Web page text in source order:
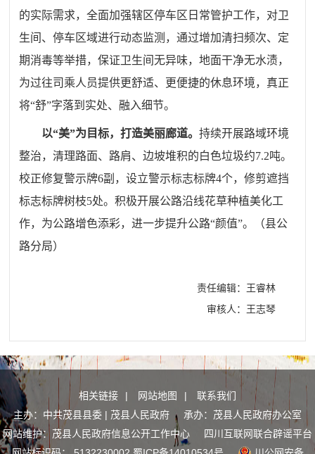
的实际需求，全面加强辖区停车区日常管护工作，对卫
生间、停车区域进行动态监测，通过增加清扫频次、定
期消毒等举措，保证卫生间无异味，地面干净无水渍，
为过往司乘人员提供更舒适、 更便捷的休息环境，真正
将“舒”字落到实处、融入细节。
以“美”为目标，打造美丽廊道。持续开展路域环境
整治，清理路面、路肩、边坡堆积的白色垃圾约7.2吨。
校正修复警示牌6副，设立警示标志标牌4个，修剪遮挡
标志标牌树枝5处。积极开展公路沿线花草种植美化工
作，为公路增色添彩，进一步提升公路“颜值”。
（县公
路分局）
责任编辑：王睿林
审核人：王志琴
相关链接 | 网站地图 |
联系我们
主办：中共茂县县委 | 茂县人民政府 承办：茂县人民政府办公室
网站维护：茂县人民政府信息公开工作中心
四川互联网联合辟谣平台